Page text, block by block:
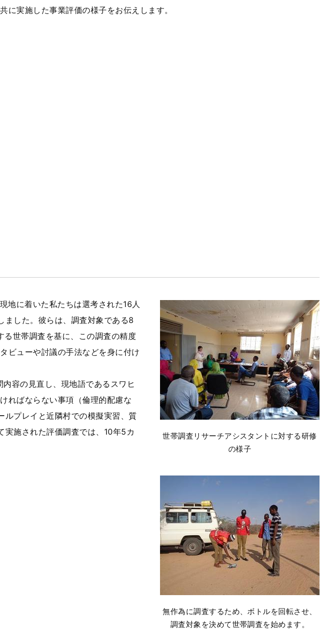
に実施した事業評価の様子をお伝えします。
世帯調査リサーチアシスタントに対する研修
の様子
無作為に調査するため、ボトルを回転させ、
調査対象を決めて世帯調査を始めます。
地に着いた私たちは選考された16人
ました。彼らは、調査対象である8
世帯調査を基に、この調査の精度
ビューや討議の手法などを身に付け
容の見直し、現地語であるスワヒ
ればならない事項（倫理的配慮な
ルプレイと近隣村での模擬実習、質
実施された評価調査では、10年5カ